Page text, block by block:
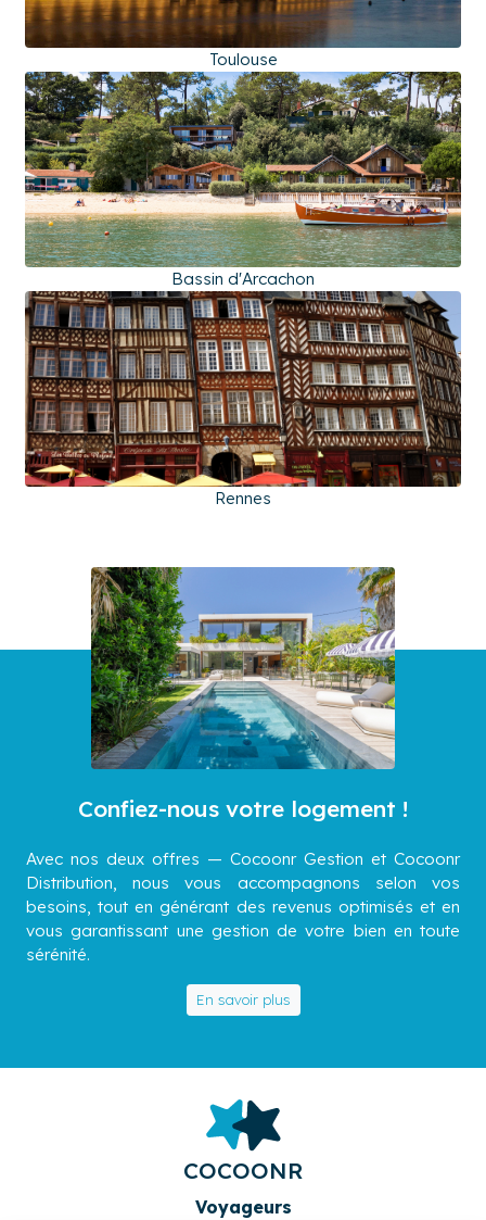
Toulouse
Bassin d'Arcachon
Rennes
Confiez-nous votre logement !
Avec nos deux offres — Cocoonr Gestion et Cocoonr
Distribution, nous vous accompagnons selon vos
besoins, tout en générant des revenus optimisés et en
vous garantissant une gestion de votre bien en toute
sérénité.
En savoir plus
COCOONR
Voyageurs